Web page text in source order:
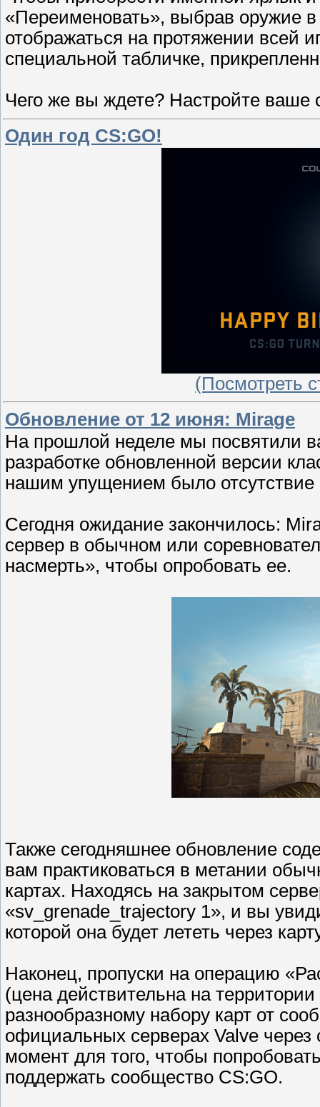
«Переименовать», выбрав оружие
отображаться на протяжении всей
специальной табличке,
Чего же вы ждете? Настройте ваше
Один год CS:GO!
(Посмотреть
Обновление от 12 июня: Mirage
На прошлой неделе мы посвятили
разработке обновленной версии
нашим упущением было отсутствие
Сегодня ожидание закончилось:
сервер в обычном или
насмерть», чтобы опробовать ее.
Также сегодняшнее обновление
вам практиковаться в метании
картах. Находясь на закрытом
«sv_grenade_trajectory 1», и вы
которой она будет лететь через
Наконец, пропуски на операцию
(цена действительна на
разнообразному набору карт от
официальных серверах Valve
момент для того, чтобы
поддержать сообщество CS:GO.